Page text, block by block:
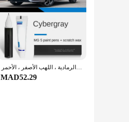
مثبت طلاء مناسب لموريس ام جي 5 ، سيبو الطاقة النووية الرمادية ، اللهب الأصفر ، الأحمر ، MG5 NSB ، WSB ، RSJ ، PBC ، NW ، المملكة العربية السعودية
MAD52.29